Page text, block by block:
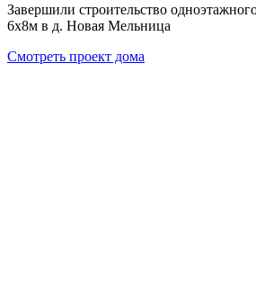
Завершили строительство
6х8м в д. Новая Мельница
Смотреть проект дома